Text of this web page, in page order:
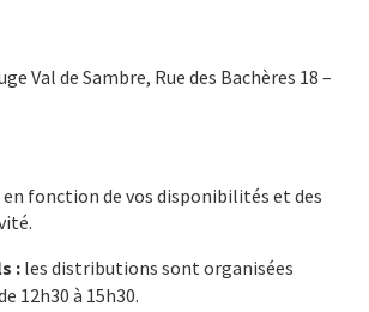
Val de Sambre, Rue des Bachères 18 –
fonction de vos disponibilités et des
: les distributions sont organisées
12h30 à 15h30.